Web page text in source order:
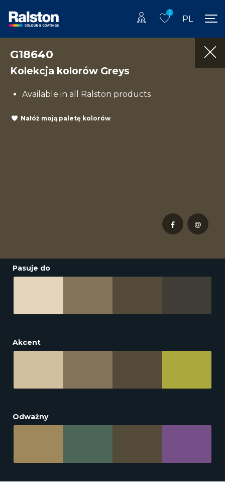
0
PL
G18640
Kolekcja kolorów Greys
Available in all Ralston products
Nałóż moją paletę kolorów
Pasuje do
Akcent
Odważny